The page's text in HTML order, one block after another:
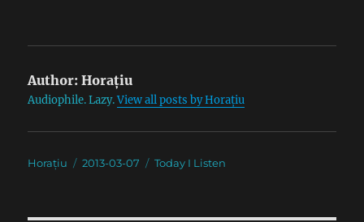
Author: Horațiu
Audiophile. Lazy.View all posts by Horațiu
Author
Horațiu
Posted
2013-03-07 Categories
Today I Listen